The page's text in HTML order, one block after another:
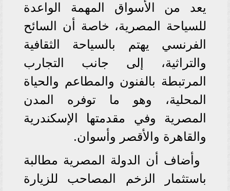
يعد من الأسواق المهمة الواعدة
للسياحة المصرية، خاصة أن السائح
الفرنسي يهتم بالسياحة الثقافية
والتراثية، إلى جانب التجارب
المرتبطة بالفنون والمطاعم والحياة
المحلية، وهو ما توفره المدن
المصرية وفي مقدمتها الإسكندرية
والقاهرة والأقصر وأسوان.
وأضاف أن الدولة المصرية مطالبة
باستثمار الزخم المصاحب للزيارة